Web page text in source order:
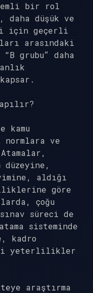
bir rol
daha düşük ve
için geçerli
arasındaki
“B grubu” daha
kamu
ve
aldığı
göre
çoğu
süreci de
sisteminde
kadro
yeterlilikler
araştırma